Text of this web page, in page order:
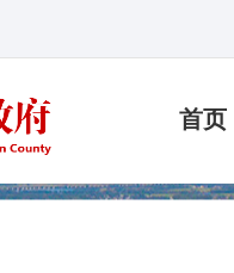
首页